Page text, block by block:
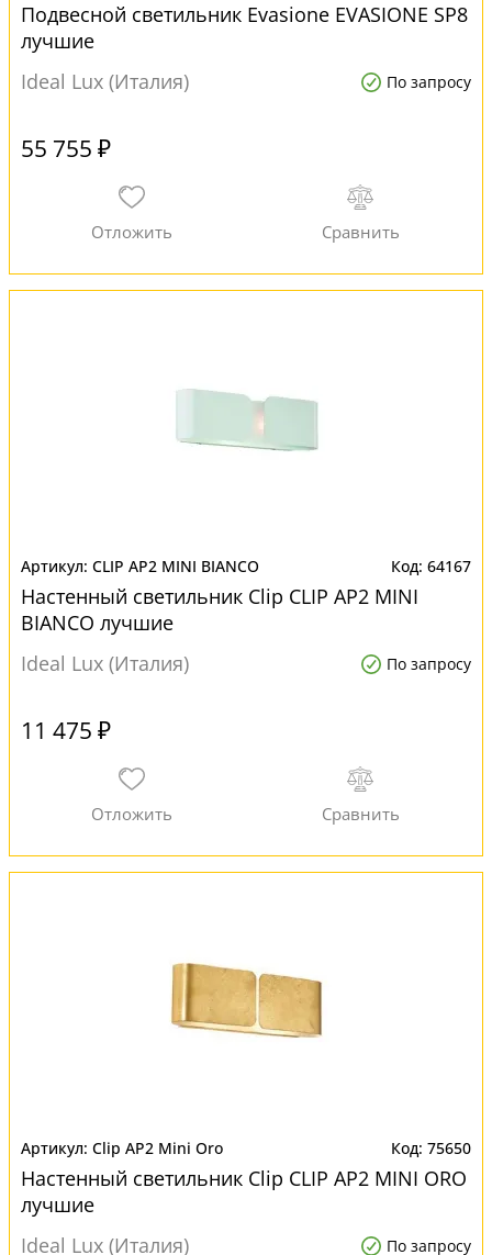
Подвесной светильник Evasione EVASIONE SP8
лучшие
Ideal Lux (Италия)
По запросу
55 755 ₽
CLIP AP2 MINI BIANCO 64167
Настенный светильник Clip CLIP AP2 MINI
BIANCO лучшие
Ideal Lux (Италия)
По запросу
11 475 ₽
Clip AP2 Mini Oro 75650
Настенный светильник Clip CLIP AP2 MINI ORO
лучшие
Ideal Lux (Италия)
По запросу